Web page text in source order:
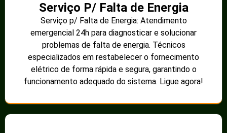
Serviço P/ Falta de Energia
Serviço p/ Falta de Energia: Atendimento
emergencial 24h para diagnosticar e solucionar
problemas de falta de energia. Técnicos
especializados em restabelecer o fornecimento
elétrico de forma rápida e segura, garantindo o
funcionamento adequado do sistema. Ligue agora!